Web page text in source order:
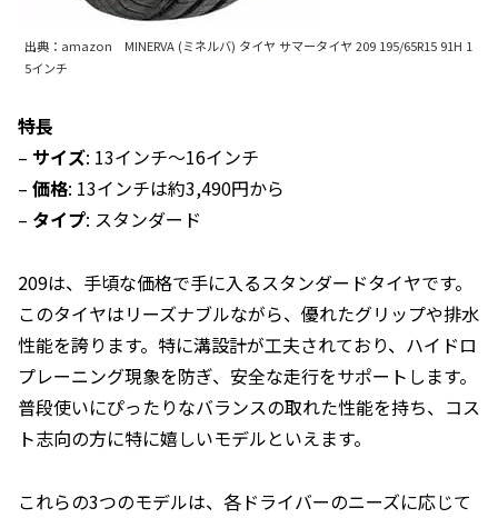
出典：amazon MINERVA (ミネルバ) タイヤ サマータイヤ 209 195/65R15 91H 1
5インチ
特長
– サイズ: 13インチ〜16インチ
– 価格: 13インチは約3,490円から
– タイプ: スタンダード
209は、手頃な価格で手に入るスタンダードタイヤです。
このタイヤはリーズナブルながら、優れたグリップや排水
性能を誇ります。特に溝設計が工夫されており、ハイドロ
プレーニング現象を防ぎ、安全な走行をサポートします。
普段使いにぴったりなバランスの取れた性能を持ち、コス
ト志向の方に特に嬉しいモデルといえます。
これらの3つのモデルは、各ドライバーのニーズに応じて